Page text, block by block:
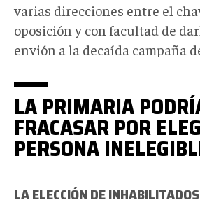
varias direcciones entre el
oposición y con facultad de
envión a la decaída campaña
LA PRIMARIA
FRACASAR POR
PERSONA
LA ELECCIÓN DE INHABILITADOS